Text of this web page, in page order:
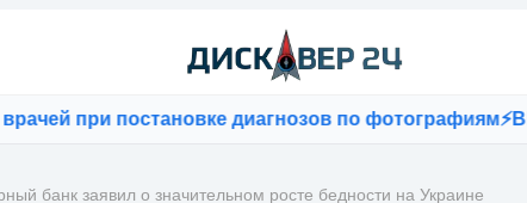
при постановке диагнозов по фотографиям⚡
банк заявил о значительном росте бедности на Украине